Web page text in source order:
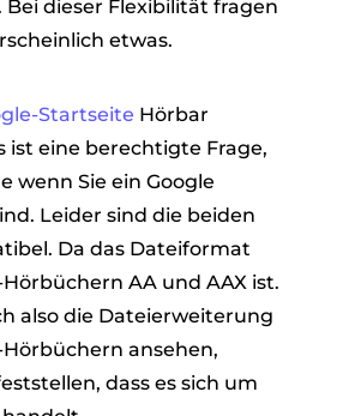
dieser Flexibilität fragen
etwas.
Startseite Hörbar
ist eine berechtigte Frage,
wenn Sie ein Google
Leider sind die beiden
Da das Dateiformat
AA und AAX ist.
also die Dateierweiterung
ansehen,
dass es sich um